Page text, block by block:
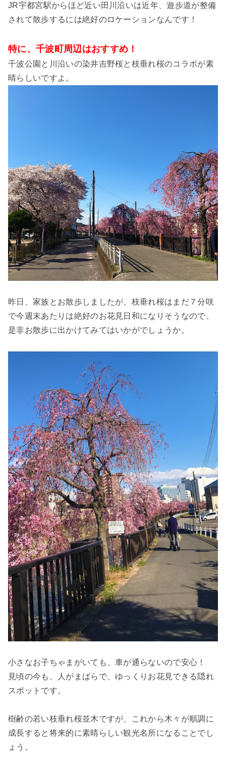
JR宇都宮駅からほど近い田川沿いは近年、遊歩道が整備
されて散歩するには絶好のロケーションなんです！
特に、千波町周辺はおすすめ！
千波公園と川沿いの染井吉野桜と枝垂れ桜のコラボが素
晴らしいですよ。
昨日、家族とお散歩しましたが、枝垂れ桜はまだ７分咲
で今週末あたりは絶好のお花見日和になりそうなので、
是非お散歩に出かけてみてはいかがでしょうか。
小さなお子ちゃまがいても、車が通らないので安心！
見頃の今も、人がまばらで、ゆっくりお花見できる隠れ
スポットです。
樹齢の若い枝垂れ桜並木ですが、これから木々が順調に
成長すると将来的に素晴らしい観光名所になることでし
ょう。